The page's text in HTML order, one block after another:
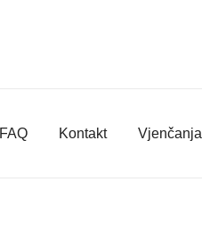
FAQ Kontakt Vjenčanja